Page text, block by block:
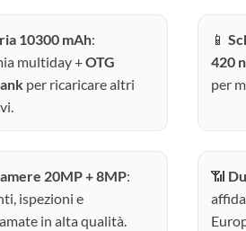
10300 mAh:
multiday +OTG
per ricaricare altri
📱
420
per
20MP + 8MP:
ispezioni e
in alta qualità.
📶